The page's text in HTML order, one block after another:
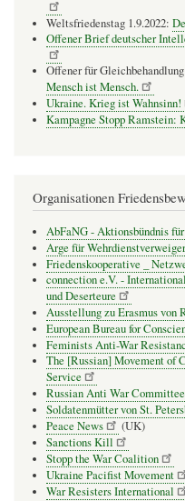
Weltsfriedenstag 1.9.2022:
Offener Brief deutscher
Offener für
Mensch ist Mensch.
Ukraine. Krieg ist Wahnsinn!
Kampagne Stopp Ramstein:
Organisationen
AbFaNG - Aktionsbündnis
Arge für
Friedenskooperative _
connection e.V. -
und Deser­teure
Ausstellung zu Erasmus von
European Bureau for
Feminists Anti-War
The [Russian] Movement of
Service
Russian Anti War
Soldatenmütter von St.
Peace News
(UK)
Sanctions Kill
Stopp the War Coalition
Ukraine Pacifist Movement
War Resisters International